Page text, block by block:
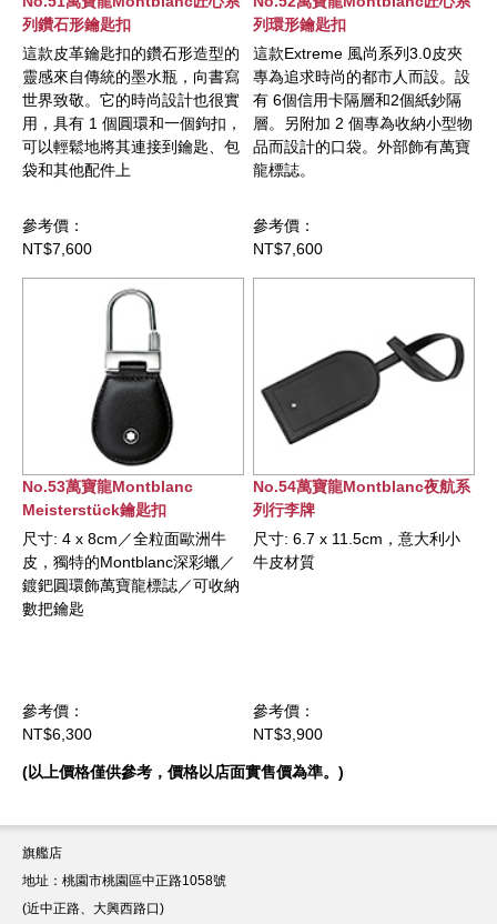
列鑽石形鑰匙扣
這款皮革鑰匙扣的鑽石形造型的
靈感來自傳統的墨水瓶，向書寫
世界致敬。它的時尚設計也很實
用，具有 1 個圓環和一個鉤扣，
可以輕鬆地將其連接到鑰匙、包
袋和其他配件上
參考價：
NT$7,600
列環形鑰匙扣
這款Extreme 風尚系列3.0皮夾
專為追求時尚的都市人而設。設
有 6個信用卡隔層和2個紙鈔隔
層。另附加 2 個專為收納小型物
品而設計的口袋。外部飾有萬寶
龍標誌。
參考價：
NT$7,600
No.53萬寶龍Montblanc
Meisterstück鑰匙扣
尺寸: 4 x 8cm／全粒面歐洲牛
皮，獨特的Montblanc深彩蠟／
鍍鈀圓環飾萬寶龍標誌／可收納
數把鑰匙
參考價：
NT$6,300
No.54萬寶龍Montblanc夜航系
列行李牌
尺寸: 6.7 x 11.5cm，意大利小
牛皮材質
參考價：
NT$3,900
(以上價格僅供參考，價格以店面實售價為準。)
旗艦店
地址：桃園市桃園區中正路1058號
(近中正路、大興西路口)